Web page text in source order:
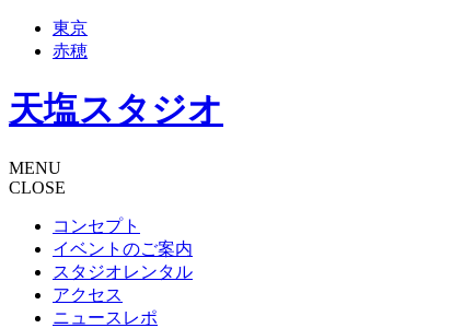
東京
赤穂
天塩スタジオ
MENU
CLOSE
コンセプト
イベントのご案内
スタジオレンタル
アクセス
ニュースレポ